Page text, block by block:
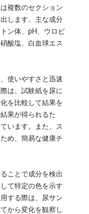
複数のセクション
します。主な成分
ン体、pH、ウロビ
酸塩、白血球エス
使いやすさと迅速
は、試験紙を尿に
を比較して結果を
果が得られるた
います。また、ス
め、簡易な健康チ
ことで成分を検出
て特定の色を示す
する際は、尿サン
から変化を観察し